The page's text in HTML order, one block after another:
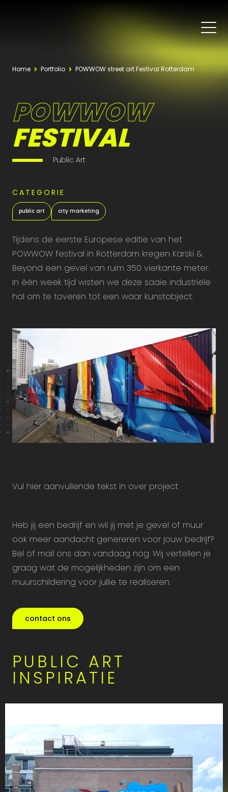
Home Portfolio POWWOW street art Festival Rotterdam
CATEGORIE
public art city marketing
POWWOW
FESTIVAL
Public Art
Tijdens de eerste Europese editie van het
POWWOW festival in Rotterdam kregen Karski &
Beyond een gevel van ruim 350 vierkante meter.
In één week tijd wisten we deze saaie industriële
hal om te toveren tot een waar kunstobject.
Vul hier aanvullende tekst in over project
Heb jij een bedrijf en wil jij met je gevel of muur
ook meer aandacht genereren voor jouw bedrijf?
Bel of mail ons dan vandaag nog. Wij vertellen je
graag wat de mogelijkheden zijn om een
muurschildering voor jullie te realiseren.
contact ons
PUBLIC ART
INSPIRATIE